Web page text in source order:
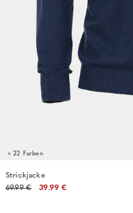
+ 22 Farben
Strickjacke
69.99 €
39.99 €